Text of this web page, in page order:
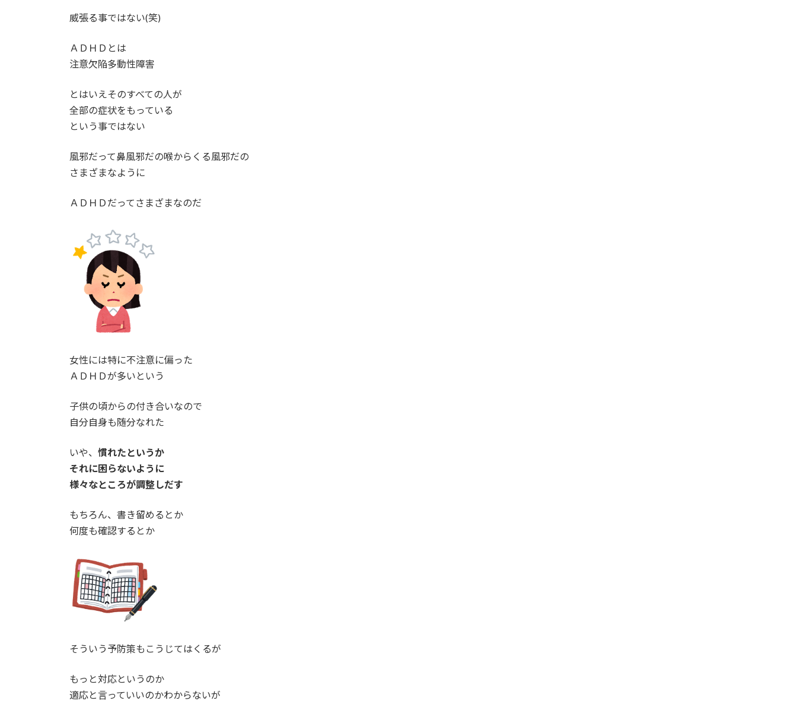
威張る事ではない(笑)
ＡＤＨＤとは
注意欠陥多動性障害
とはいえそのすべての人が
全部の症状をもっている
という事ではない
風邪だって鼻風邪だの喉からくる風邪だの
さまざまなように
ＡＤＨＤだってさまざまなのだ
女性には特に不注意に偏った
ＡＤＨＤが多いという
子供の頃からの付き合いなので
自分自身も随分なれた
いや、 慣れたというか
それに困らないように
様々なところが調整しだす
もちろん、書き留めるとか
何度も確認するとか
そういう予防策もこうじてはくるが
もっと対応というのか
適応と言っていいのかわからないが